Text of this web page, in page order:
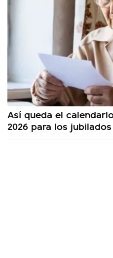
Así queda el
2026 para los jubilados